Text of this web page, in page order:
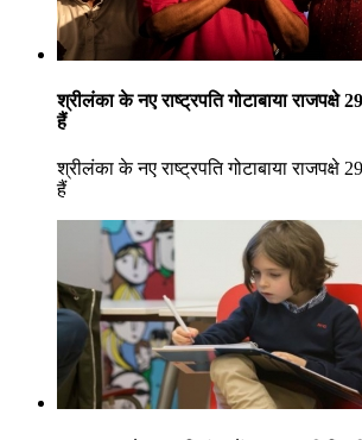
श्रीलंका के नए राष्ट्रपति गोटाबाया राजपक्षे
हैं
श्रीलंका के नए राष्ट्रपति गोटाबाया राजपक्षे
हैं